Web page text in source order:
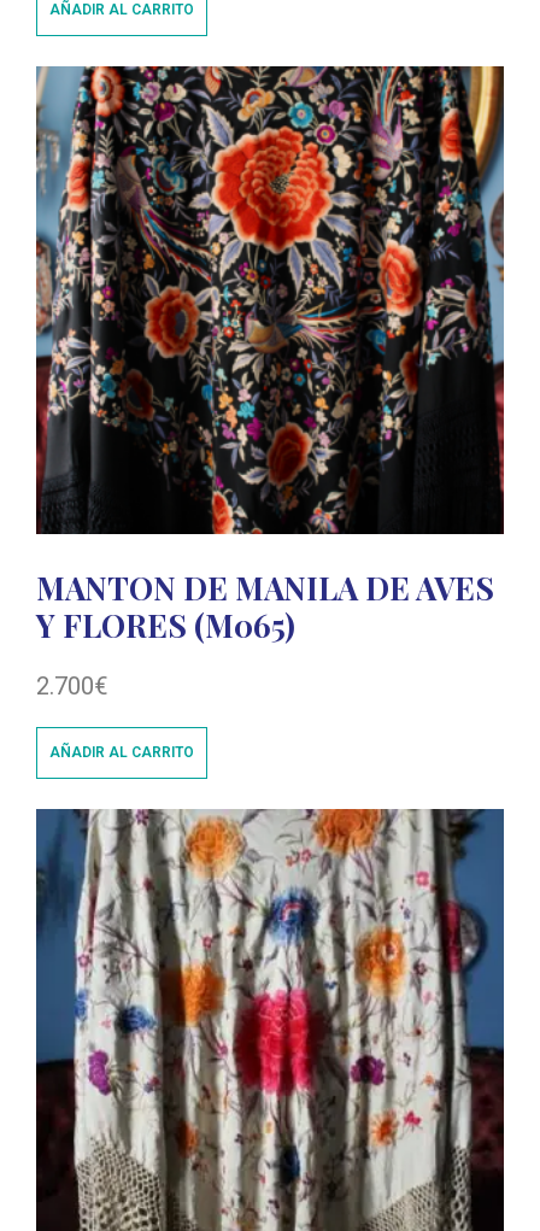
AÑADIR AL CARRITO
MANTON DE MANILA DE AVES
Y FLORES (M065)
2.700€
AÑADIR AL CARRITO